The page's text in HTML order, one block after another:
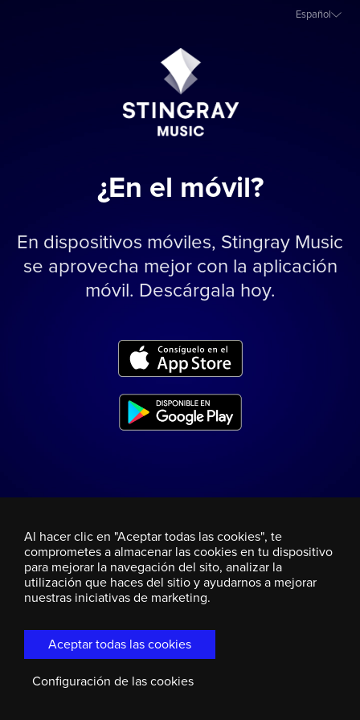
Español
¿En el móvil?
En dispositivos móviles, Stingray Music
se aprovecha mejor con la aplicación
móvil. Descárgala hoy.
Al hacer clic en "Aceptar todas las cookies", te
comprometes a almacenar las cookies en tu dispositivo
para mejorar la navegación del sito, analizar la
utilización que haces del sitio y ayudarnos a mejorar
nuestras iniciativas de marketing.
Aceptar todas las cookies
Configuración de las cookies